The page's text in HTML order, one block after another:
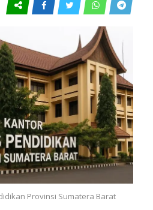
Provinsi Sumatera Barat